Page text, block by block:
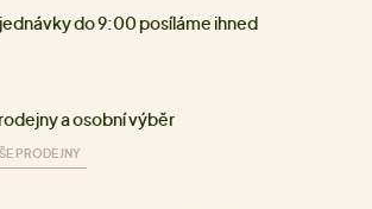
do 9:00 posíláme ihned
a osobní výběr
PRODEJNY